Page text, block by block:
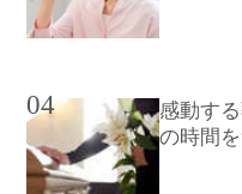
04
感動す
の時間